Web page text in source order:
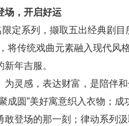
场，开启好运
定系列，撷取五出经典剧
将传统戏曲元素融入现代风
年吉服。
为灵感，表达财富，是陪伴
成圆”美好寓意织入衣物；
敢登场的那一刻；律动系列